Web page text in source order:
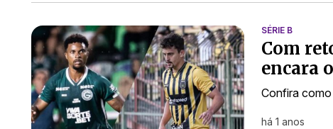
SÉRIE B
Com
encara
Confira
há 1 anos